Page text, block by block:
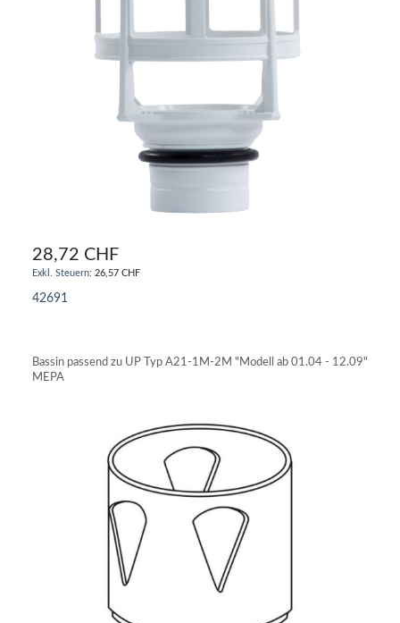
28,72 CHF
26,57 CHF
42691
Bassin passend zu UP Typ A21-1M-2M "Modell ab 01.04 - 12.09"
MEPA